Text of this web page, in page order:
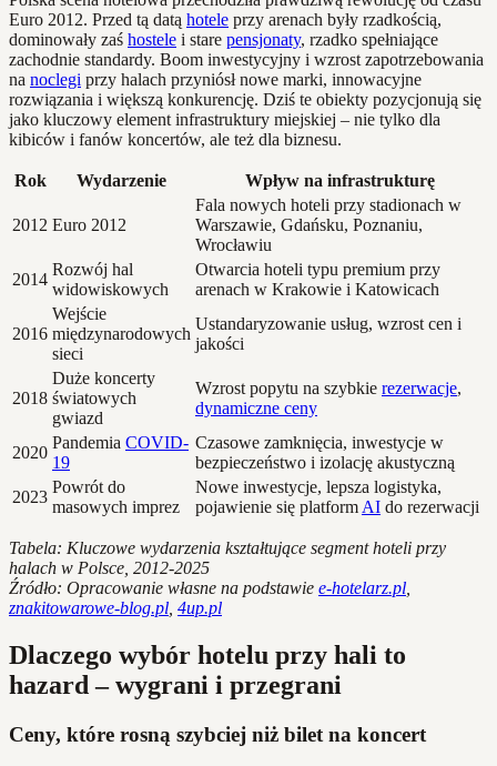
Euro 2012. Przed tą datą hotele przy arenach były rzadkością,
dominowały zaś hostele i stare pensjonaty, rzadko spełniające
zachodnie standardy. Boom inwestycyjny i wzrost zapotrzebowania
na noclegi przy halach przyniósł nowe marki, innowacyjne
rozwiązania i większą konkurencję. Dziś te obiekty pozycjonują się
jako kluczowy element infrastruktury miejskiej – nie tylko dla
kibiców i fanów koncertów, ale też dla biznesu.
Rok Wydarzenie Wpływ na infrastrukturę
2012 Euro 2012
Fala nowych hoteli przy stadionach w
Warszawie, Gdańsku, Poznaniu,
Wrocławiu
2014
Rozwój hal
widowiskowych
Otwarcia hoteli typu premium przy
arenach w Krakowie i Katowicach
2016
Wejście
międzynarodowych
sieci
Ustandaryzowanie usług, wzrost cen i
jakości
2018
Duże koncerty
światowych
gwiazd
Wzrost popytu na szybkie rezerwacje,
dynamiczne ceny
2020
Pandemia COVID-
19
Czasowe zamknięcia, inwestycje w
bezpieczeństwo i izolację akustyczną
2023
Powrót do
masowych imprez
Nowe inwestycje, lepsza logistyka,
pojawienie się platform AI do rezerwacji
Tabela: Kluczowe wydarzenia kształtujące segment hoteli przy
halach w Polsce, 2012-2025
Źródło: Opracowanie własne na podstawie e-hotelarz.pl
znakitowarowe-blog.pl 4up.pl
Dlaczego wybór hotelu przy hali to
hazard – wygrani i przegrani
Ceny, które rosną szybciej niż bilet na koncert